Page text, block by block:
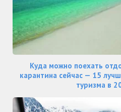
Куда можно поехать
карантина сейчас — 15
туризма в